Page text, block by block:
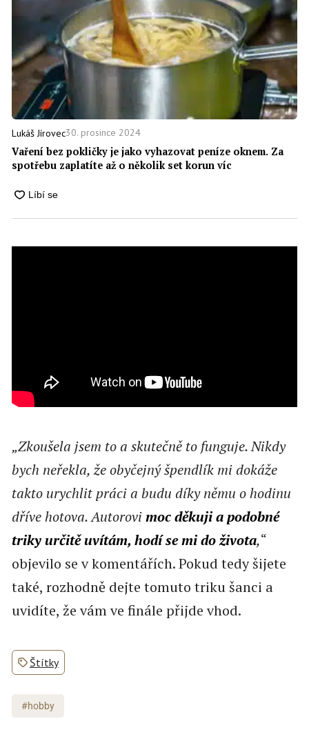
Lukáš Jírovec30. prosince 2024
Vaření bez pokličky je jako vyhazovat peníze oknem. Za
spotřebu zaplatíte až o několik set korun víc
„Zkoušela jsem to a skutečně to funguje. Nikdy
bych neřekla, že obyčejný špendlík mi dokáže
takto urychlit práci a budu díky němu o hodinu
dříve hotova. Autorovimoc děkuji a podobné
triky určitě uvítám, hodí se mi do života,“
objevilo se v komentářích. Pokud tedy šijete
také, rozhodně dejte tomuto triku šanci a
uvidíte, že vám ve finále přijde vhod.
Štítky
#hobby